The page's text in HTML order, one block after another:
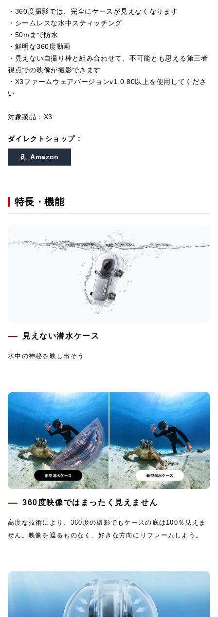
・360度撮影では、完全にケースが見えなくなります
・シームレスな水中スティッチング
・50mまで防水
・鮮明な360度動画
・見えない自撮り棒と組み合わせて、不可能とも思える第三者
視点での映像が撮影できます
・X3ファームウェアバージョンv1.0.80以上を使用してくださ
い
対象製品：X3
ダイレクトショップ :
Amazon
特長・機能
見えない潜水ケース
水中の神秘を映し出そう
360度映像ではまったく見えません
高度な技術により、360度の撮影でもケースの底は100％見えま
せん。映像を遮るものなく、好きな方向にリフレームしよう。